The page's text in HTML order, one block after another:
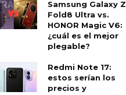
Samsung Galaxy Z
Fold8 Ultra vs.
HONOR Magic V6:
¿cuál es el mejor
plegable?
Redmi Note 17:
estos serían los
precios y